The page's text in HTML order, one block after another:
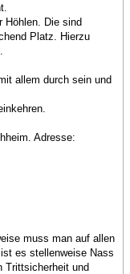
Höhlen. Die sind
Platz. Hierzu
allem durch sein und
Adresse:
muss man auf allen
es stellenweise Nass
Trittsicherheit und